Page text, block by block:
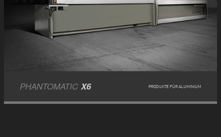
PHANTOMATIC X6 PRODUKTE FÜR ALUMINIUM